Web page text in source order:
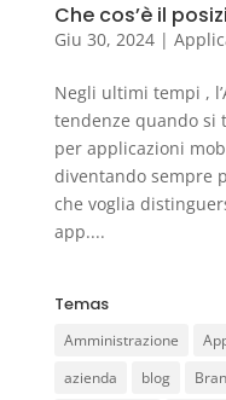
Che cos’è il
Giu 30, 2024|
Negli ultimi tempi ,
tendenze quando si
per applicazioni
diventando sempre
che voglia
app....
Temas
Amministrazione
azienda
blog